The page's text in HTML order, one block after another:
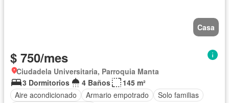
Casa
$ 750/mes
Ciudadela Universitaria, Parroquia Manta
3 Dormitorios
4 Baños
145 m²
Aire acondicionado
Armario empotrado
Solo familias